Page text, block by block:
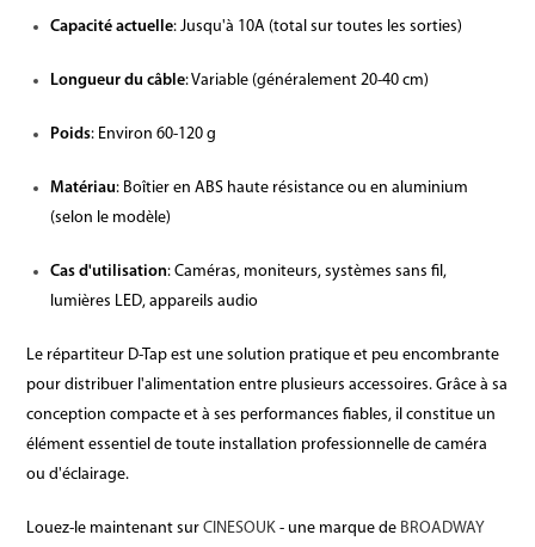
Capacité actuelle: Jusqu'à 10A (total sur toutes les sorties)
Longueur du câble: Variable (généralement 20-40 cm)
Poids: Environ 60-120 g
Matériau: Boîtier en ABS haute résistance ou en aluminium
(selon le modèle)
Cas d'utilisation: Caméras, moniteurs, systèmes sans fil,
lumières LED, appareils audio
Le répartiteur D-Tap est une solution pratique et peu encombrante
pour distribuer l'alimentation entre plusieurs accessoires. Grâce à sa
conception compacte et à ses performances fiables, il constitue un
élément essentiel de toute installation professionnelle de caméra
ou d'éclairage.
Louez-le maintenant surCINESOUK - une marque de BROADWAY